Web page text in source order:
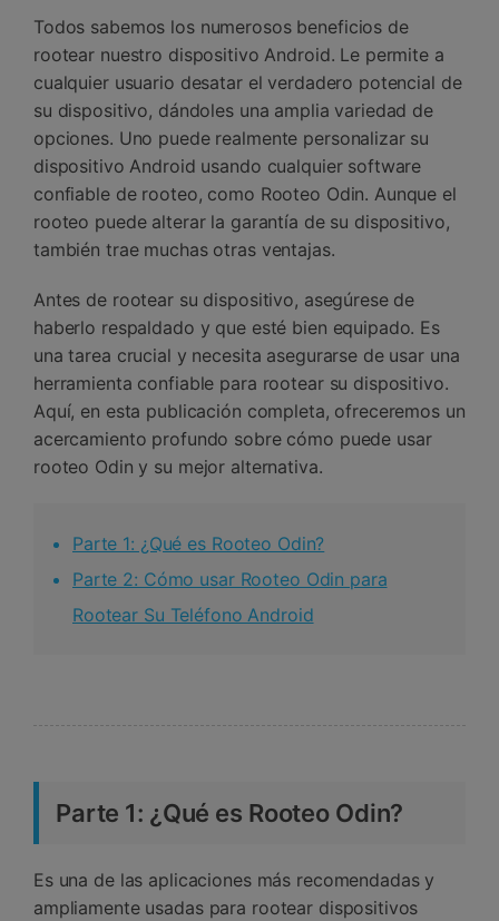
Reparación de Móviles
Protección del Móvil
Encuentra Más Soluciones
Iniciar sesión
Todos sabemos los numerosos beneficios de
rootear nuestro dispositivo Android. Le permite a
cualquier usuario desatar el verdadero potencial de
su dispositivo, dándoles una amplia variedad de
opciones. Uno puede realmente personalizar su
dispositivo Android usando cualquier software
confiable de rooteo, como Rooteo Odin. Aunque el
rooteo puede alterar la garantía de su dispositivo,
también trae muchas otras ventajas.
Antes de rootear su dispositivo, asegúrese de
haberlo respaldado y que esté bien equipado. Es
una tarea crucial y necesita asegurarse de usar una
herramienta confiable para rootear su dispositivo.
Aquí, en esta publicación completa, ofreceremos un
acercamiento profundo sobre cómo puede usar
rooteo Odin y su mejor alternativa.
Parte 1: ¿Qué es Rooteo Odin?
Parte 2: Cómo usar Rooteo Odin para
Rootear Su Teléfono Android
Parte 1: ¿Qué es Rooteo Odin?
Es una de las aplicaciones más recomendadas y
ampliamente usadas para rootear dispositivos